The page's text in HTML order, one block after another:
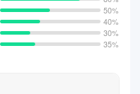
50%
40%
30%
35%